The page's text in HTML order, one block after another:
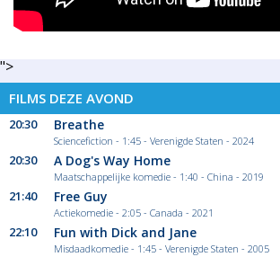
">
FILMS DEZE AVOND
20:30 Breathe
Sciencefiction - 1:45 - Verenigde Staten - 2024
20:30 A Dog's Way Home
Maatschappelijke komedie - 1:40 - China - 2019
21:40 Free Guy
Actiekomedie - 2:05 - Canada - 2021
22:10 Fun with Dick and Jane
Misdaadkomedie - 1:45 - Verenigde Staten - 2005